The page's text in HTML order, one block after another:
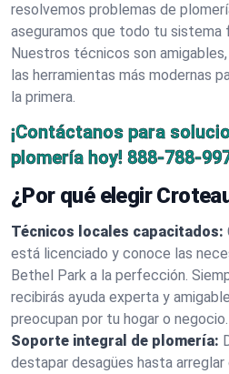
resolvemos problemas de
aseguramos que todo tu sistema
Nuestros técnicos son
las herramientas más modernas
la primera.
¡Contáctanos para
plomería hoy! 888-788-
¿Por qué elegir
Técnicos locales capacitados:
está licenciado y conoce las
Bethel Park a la perfección.
recibirás ayuda experta y
preocupan por tu hogar o negocio.
Soporte integral de plomería:
destapar desagües hasta